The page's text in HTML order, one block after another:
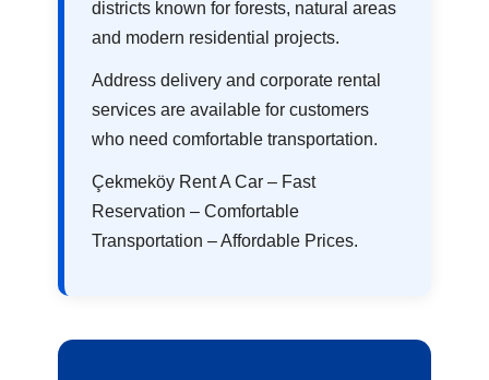
districts known for forests, natural areas
and modern residential projects.
Address delivery and corporate rental
services are available for customers
who need comfortable transportation.
Çekmeköy Rent A Car – Fast
Reservation – Comfortable
Transportation – Affordable Prices.